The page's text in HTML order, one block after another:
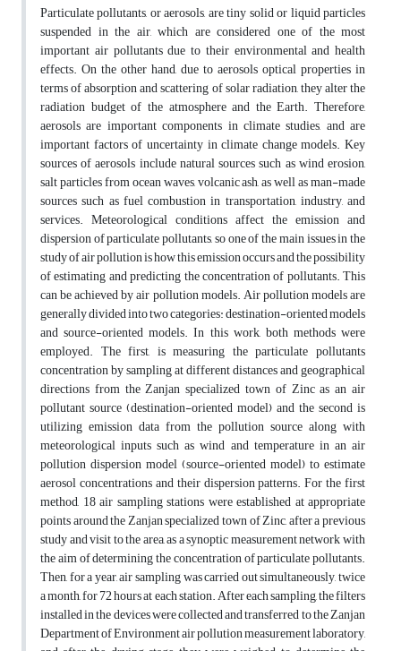
Particulate pollutants, or aerosols, are tiny solid or liquid particles
suspended in the air, which are considered one of the most
important air pollutants due to their environmental and health
effects. On the other hand, due to aerosols optical properties in
terms of absorption and scattering of solar radiation, they alter the
radiation budget of the atmosphere and the Earth. Therefore,
aerosols are important components in climate studies, and are
important factors of uncertainty in climate change models. Key
sources of aerosols include natural sources such as wind erosion,
salt particles from ocean waves, volcanic ash, as well as man-made
sources such as fuel combustion in transportation, industry, and
services. Meteorological conditions affect the emission and
dispersion of particulate pollutants, so one of the main issues in the
study of air pollution is how this emission occurs and the possibility
of estimating and predicting the concentration of pollutants. This
can be achieved by air pollution models. Air pollution models are
generally divided into two categories: destination-oriented models
and source-oriented models. In this work, both methods were
employed. The first, is measuring the particulate pollutants
concentration by sampling at different distances and geographical
directions from the Zanjan specialized town of Zinc as an air
pollutant source (destination-oriented model) and the second is
utilizing emission data from the pollution source along with
meteorological inputs such as wind and temperature in an air
pollution dispersion model (source-oriented model) to estimate
aerosol concentrations and their dispersion patterns. For the first
method, 18 air sampling stations were established at appropriate
points around the Zanjan specialized town of Zinc, after a previous
study and visit to the area, as a synoptic measurement network with
the aim of determining the concentration of particulate pollutants.
Then, for a year, air sampling was carried out simultaneously, twice
a month, for 72 hours at each station. After each sampling, the filters
installed in the devices were collected and transferred to the Zanjan
Department of Environment air pollution measurement laboratory,